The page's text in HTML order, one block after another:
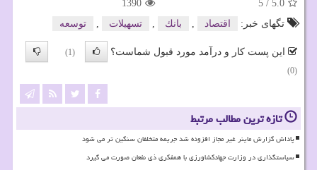
5.0
/
5
1390
تگهای خبر:
اقتصاد , بانك , تسهیلات , توسعه
این پست کار و درآمد مورد قبول شماست؟
(1)
(0)
تازه ترین مطالب مرتبط
پاداش گزارش ماینر غیر مجاز افزوده شد جریمه متخلفان سنگین تر می شود
سیاستگذاری در وزارت جهادکشاورزی با همفکری ذی نفعان صورت می گیرد